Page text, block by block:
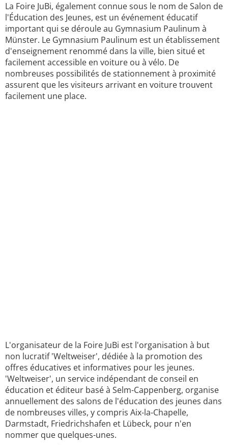
La Foire JuBi, également connue sous le nom de Salon de
l'Éducation des Jeunes, est un événement éducatif
important qui se déroule au Gymnasium Paulinum à
Münster. Le Gymnasium Paulinum est un établissement
d'enseignement renommé dans la ville, bien situé et
facilement accessible en voiture ou à vélo. De
nombreuses possibilités de stationnement à proximité
assurent que les visiteurs arrivant en voiture trouvent
facilement une place.
L'organisateur de la Foire JuBi est l'organisation à but
non lucratif 'Weltweiser', dédiée à la promotion des
offres éducatives et informatives pour les jeunes.
'Weltweiser', un service indépendant de conseil en
éducation et éditeur basé à Selm-Cappenberg, organise
annuellement des salons de l'éducation des jeunes dans
de nombreuses villes, y compris Aix-la-Chapelle,
Darmstadt, Friedrichshafen et Lübeck, pour n'en
nommer que quelques-unes.